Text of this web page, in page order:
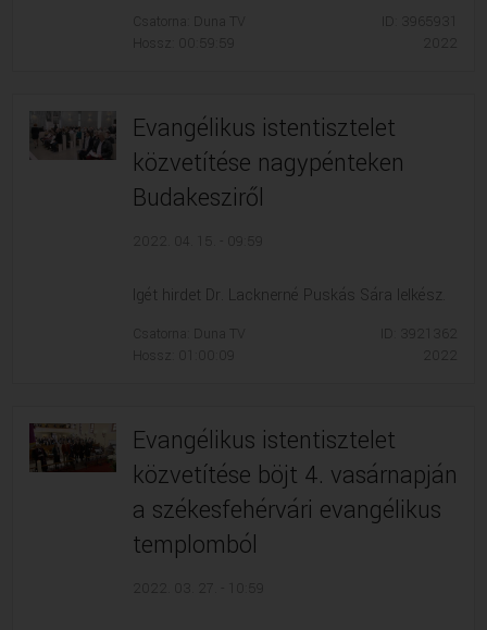
Csatorna: Duna TV
Hossz: 00:59:59
Evangélikus istentisztelet
közvetítése nagypénteken
Budakesziről
2022. 04. 15. - 09:59
Igét hirdet Dr. Lacknerné Puskás Sára lelkész.
Csatorna: Duna TV
Hossz: 01:00:09
Evangélikus istentisztelet
közvetítése böjt 4. vasárnapján
a székesfehérvári evangélikus
templomból
2022. 03. 27. - 10:59